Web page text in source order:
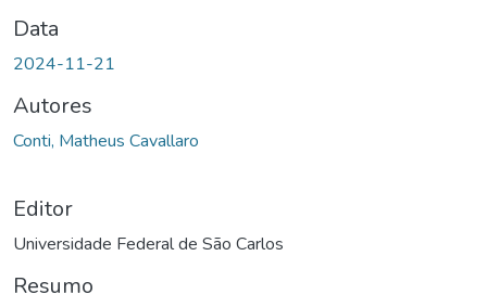
Data
2024-11-21
Autores
Conti, Matheus Cavallaro
Editor
Universidade Federal de São Carlos
Resumo